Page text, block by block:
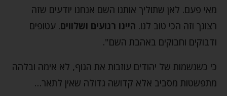
מאי פעם. לאן שתוליך אותנו השם אנחנו יודעים שזה
רצונך וזה הכי טוב לנו. היינו רגועים ושלווים. עטופים
ודבוקים וחבוקים באהבת השם".
כי כשנשמות של יהודים עוזבות את הגוף, לא אימה ובלהה
מתפשטות מסביב אלא קדושה גדולה שאין לתאר…